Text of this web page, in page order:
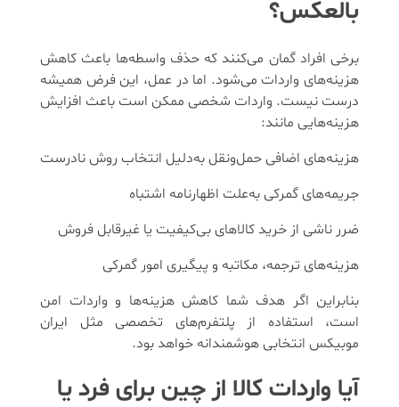
بالعکس؟
برخی افراد گمان می‌کنند که حذف واسطه‌ها باعث کاهش
هزینه‌های واردات می‌شود. اما در عمل، این فرض همیشه
درست نیست. واردات شخصی ممکن است باعث افزایش
هزینه‌هایی مانند:
هزینه‌های اضافی حمل‌ونقل به‌دلیل انتخاب روش نادرست
جریمه‌های گمرکی به‌علت اظهارنامه اشتباه
ضرر ناشی از خرید کالاهای بی‌کیفیت یا غیرقابل فروش
هزینه‌های ترجمه، مکاتبه و پیگیری امور گمرکی
بنابراین اگر هدف شما کاهش هزینه‌ها و واردات امن
است، استفاده از پلتفرم‌های تخصصی مثل ایران
موبیکس انتخابی هوشمندانه خواهد بود.
آیا واردات کالا از چین برای فرد یا